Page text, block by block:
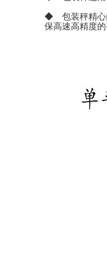
◆ 包装秤精心
保高速高精度